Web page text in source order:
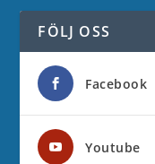
FÖLJ OSS
Facebook
Youtube